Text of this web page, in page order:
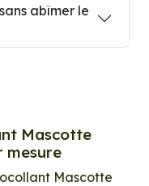
abîmer le
Mascotte
mesure
Mascotte